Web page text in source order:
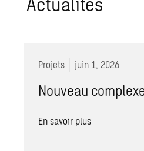
Projets juin 1, 2026
Nouveau
En savoir plus